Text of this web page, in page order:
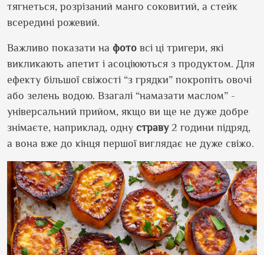
тягнеться, розрізаний манго соковитий, а стейк
всередині рожевий.
Важливо показати на фото всі ці тригери, які
викликають апетит і асоціюються з продуктом. Для
ефекту більшої свіжості “з грядки” покропіть овочі
або зелень водою. Взагалі “намазати маслом” -
універсальний прийом, якщо ви ще не дуже добре
знімаєте, наприклад, одну страву2 години підряд,
а вона вже до кінця першої виглядає не дуже свіжо.